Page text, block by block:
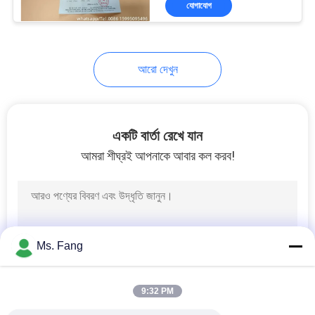
ডিজিটাল কপিকল আইশ
ঝাঁকনি আইশ অংশ
যোগাযোগ
আরো দেখুন
একটি বার্তা রেখে যান
আমরা শীঘ্রই আপনাকে আবার কল করব!
Ms. Fang
9:32 PM